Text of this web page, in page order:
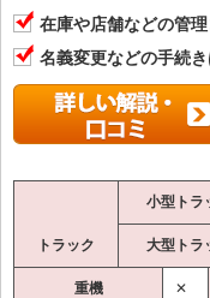
在庫や店舗などの管
名義変更などの手続
トラック
小型トラ
大型トラ
重機 ✕